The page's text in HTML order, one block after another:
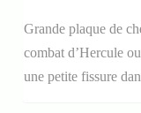
Grande plaque de
combat d’Hercule
une petite fissure